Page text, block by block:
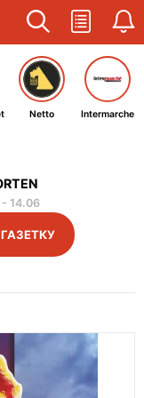
Netto Intermarche
- 14.06